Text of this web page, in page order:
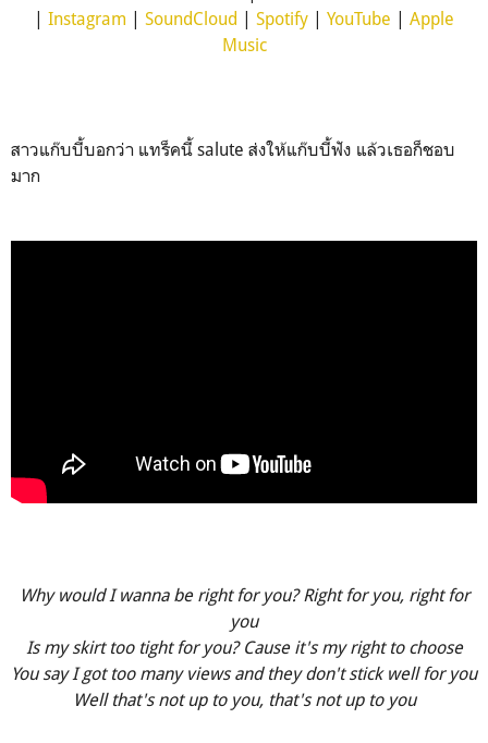
| Instagram | SoundCloud | Spotify | YouTube | Apple
Music
สาวแก๊บบี้บอกว่า แทร็คนี้ salute ส่งให้แก๊บบี้ฟัง แล้วเธอก็ชอบ
มาก
Why would I wanna be right for you? Right for you, right for
you
Is my skirt too tight for you? Cause it's my right to choose
You say I got too many views and they don't stick well for you
Well that's not up to you, that's not up to you